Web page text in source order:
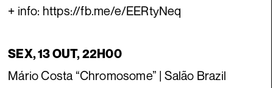
+ info: https://fb.me/e/EERtyNeq
SEX, 13 OUT, 22H00
Mário Costa “Chromosome” | Salão Brazil